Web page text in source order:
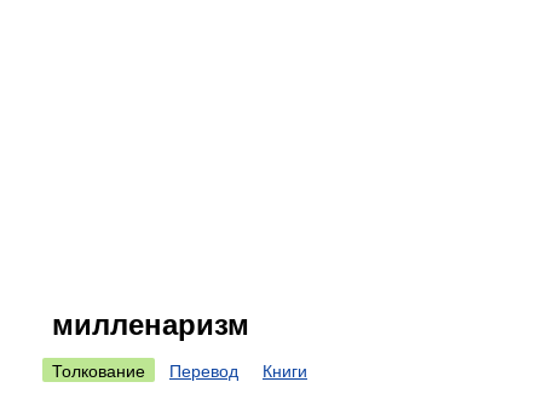
милленаризм
Толкование Перевод Книги